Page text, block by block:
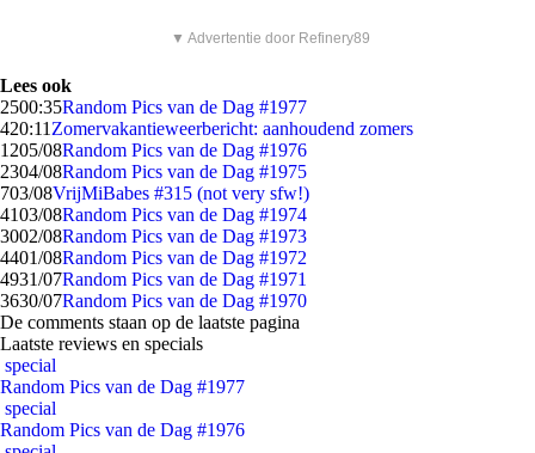
▼ Advertentie door Refinery89
Lees ook
2500:35Random Pics van de Dag #1977
420:11 Zomervakantieweerbericht: aanhoudend zomers
1205/08Random Pics van de Dag #1976
2304/08Random Pics van de Dag #1975
703/08VrijMiBabes #315 (not very sfw!)
4103/08Random Pics van de Dag #1974
3002/08Random Pics van de Dag #1973
4401/08Random Pics van de Dag #1972
4931/07Random Pics van de Dag #1971
3630/07Random Pics van de Dag #1970
De comments staan op de laatste pagina
Laatste reviews en specials
special
Random Pics van de Dag #1977
special
Random Pics van de Dag #1976